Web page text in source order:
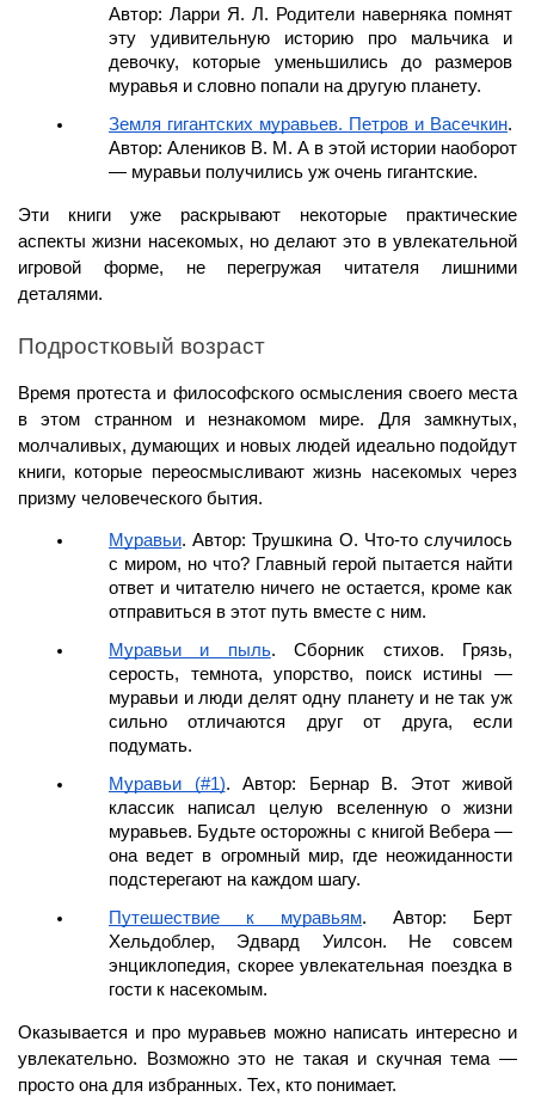
Автор: Ларри Я. Л. Родители наверняка помнят
эту удивительную историю про мальчика и
девочку, которые уменьшились до размеров
муравья и словно попали на другую планету.
Земля гигантских муравьев. Петров и Васечкин.
Автор: Алеников В. М. А в этой истории наоборот
— муравьи получились уж очень гигантские.
Эти книги уже раскрывают некоторые практические
аспекты жизни насекомых, но делают это в увлекательной
игровой форме, не перегружая читателя лишними
деталями.
Подростковый возраст
Время протеста и философского осмысления своего места
в этом странном и незнакомом мире. Для замкнутых,
молчаливых, думающих и новых людей идеально подойдут
книги, которые переосмысливают жизнь насекомых через
призму человеческого бытия.
Муравьи. Автор: Трушкина О. Что-то случилось
с миром, но что? Главный герой пытается найти
ответ и читателю ничего не остается, кроме как
отправиться в этот путь вместе с ним.
Муравьи и пыль. Сборник стихов. Грязь,
серость, темнота, упорство, поиск истины —
муравьи и люди делят одну планету и не так уж
сильно отличаются друг от друга, если
подумать.
Муравьи (#1). Автор: Бернар В. Этот живой
классик написал целую вселенную о жизни
муравьев. Будьте осторожны с книгой Вебера —
она ведет в огромный мир, где неожиданности
подстерегают на каждом шагу.
Путешествие к муравьям. Автор: Берт
Хельдоблер, Эдвард Уилсон. Не совсем
энциклопедия, скорее увлекательная поездка в
гости к насекомым.
Оказывается и про муравьев можно написать интересно и
увлекательно. Возможно это не такая и скучная тема —
просто она для избранных. Тех, кто понимает.